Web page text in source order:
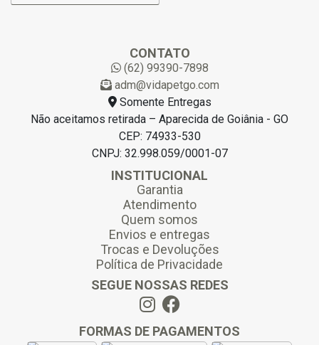
m
CONTATO
(62) 99390-7898
adm@vidapetgo.com
Somente Entregas
Não aceitamos retirada – Aparecida de Goiânia - GO
CEP: 74933-530
CNPJ: 32.998.059/0001-07
INSTITUCIONAL
Garantia
Atendimento
Quem somos
Envios e entregas
Trocas e Devoluções
Política de Privacidade
SEGUE NOSSAS REDES
FORMAS DE PAGAMENTOS